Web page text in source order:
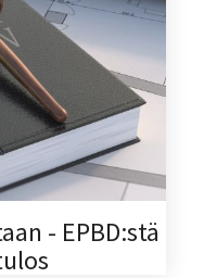
- EPBD:stä